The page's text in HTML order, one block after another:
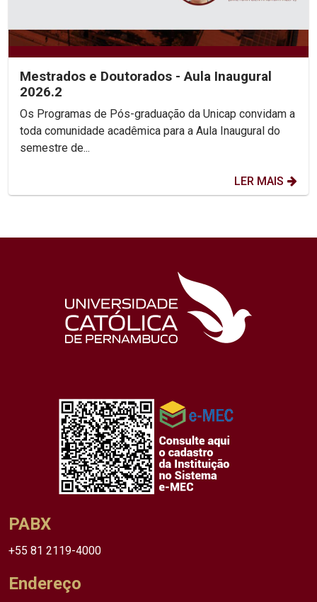
Mestrados e Doutorados - Aula Inaugural
2026.2
Os Programas de Pós-graduação da Unicap convidam a
toda comunidade acadêmica para a Aula Inaugural do
semestre de...
LER MAIS
PABX
+55 81 2119-4000
Endereço